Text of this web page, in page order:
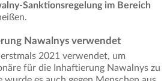
Sanktionsregelung im Bereich
Nawalnys verwendet
2021 verwendet, um
für die Inhaftierung Nawalnys zu